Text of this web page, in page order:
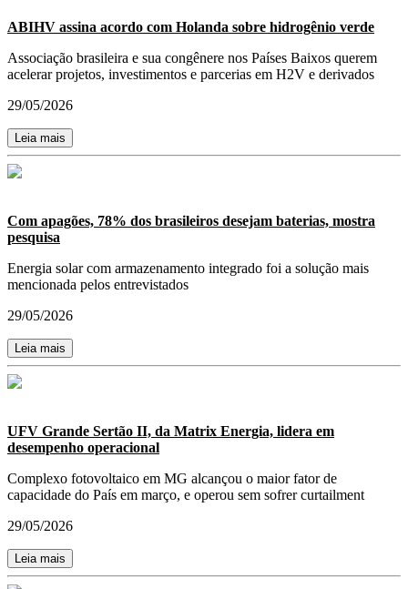
ABIHV assina acordo com Holanda sobre hidrogênio verde
Associação brasileira e sua congênere nos Países Baixos querem
acelerar projetos, investimentos e parcerias em H2V e derivados
29/05/2026
Leia mais
Com apagões, 78% dos brasileiros desejam baterias, mostra
pesquisa
Energia solar com armazenamento integrado foi a solução mais
mencionada pelos entrevistados
29/05/2026
Leia mais
UFV Grande Sertão II, da Matrix Energia, lidera em
desempenho operacional
Complexo fotovoltaico em MG alcançou o maior fator de
capacidade do País em março, e operou sem sofrer curtailment
29/05/2026
Leia mais